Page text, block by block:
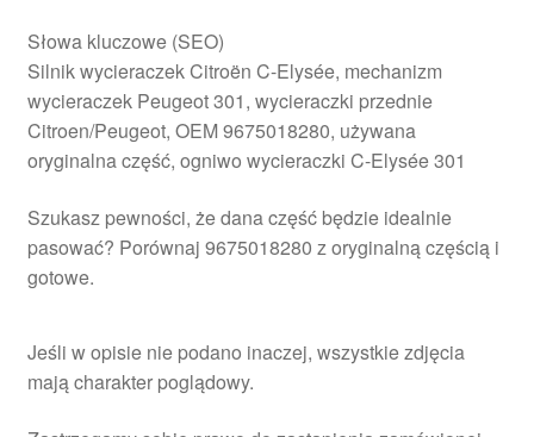
Słowa kluczowe (SEO)
Silnik wycieraczek Citroën C-Elysée, mechanizm
wycieraczek Peugeot 301, wycieraczki przednie
Citroen/Peugeot, OEM 9675018280, używana
oryginalna część, ogniwo wycieraczki C-Elysée 301
Szukasz pewności, że dana część będzie idealnie
pasować? Porównaj 9675018280 z oryginalną częścią i
gotowe.
Jeśli w opisie nie podano inaczej, wszystkie zdjęcia
mają charakter poglądowy.